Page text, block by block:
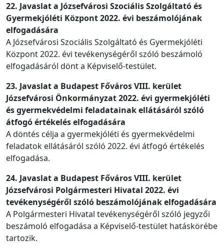
22. Javaslat a Józsefvárosi Szociális Szolgáltató és
Gyermekjóléti Központ 2022. évi beszámolójának
elfogadására
A Józsefvárosi Szociális Szolgáltató és Gyermekjóléti
Központ 2022. évi tevékenységéről szóló beszámoló
elfogadásáról dönt a Képviselő-testület.
23. Javaslat a Budapest Főváros VIII. kerület
Józsefvárosi Önkormányzat 2022. évi gyermekjóléti
és gyermekvédelmi feladatainak ellátásáról szóló
átfogó értékelés elfogadására
A döntés célja a gyermekjóléti és gyermekvédelmi
feladatok ellátásáról szóló 2022. évi átfogó értékelés
elfogadása.
24. Javaslat a Budapest Főváros VIII. kerület
Józsefvárosi Polgármesteri Hivatal 2022. évi
tevékenységéről szóló beszámolójának elfogadására
A Polgármesteri Hivatal tevékenységéről szóló jegyzői
beszámoló elfogadása a Képviselő-testület hatáskörébe
tartozik.